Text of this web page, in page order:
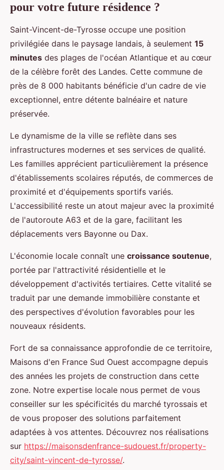
pour votre future résidence ?
Saint-Vincent-de-Tyrosse occupe une position
privilégiée dans le paysage landais, à seulement 15
minutes des plages de l'océan Atlantique et au cœur
de la célèbre forêt des Landes. Cette commune de
près de 8 000 habitants bénéficie d'un cadre de vie
exceptionnel, entre détente balnéaire et nature
préservée.
Le dynamisme de la ville se reflète dans ses
infrastructures modernes et ses services de qualité.
Les familles apprécient particulièrement la présence
d'établissements scolaires réputés, de commerces de
proximité et d'équipements sportifs variés.
L'accessibilité reste un atout majeur avec la proximité
de l'autoroute A63 et de la gare, facilitant les
déplacements vers Bayonne ou Dax.
L'économie locale connaît une croissance soutenue,
portée par l'attractivité résidentielle et le
développement d'activités tertiaires. Cette vitalité se
traduit par une demande immobilière constante et
des perspectives d'évolution favorables pour les
nouveaux résidents.
Fort de sa connaissance approfondie de ce territoire,
Maisons d'en France Sud Ouest accompagne depuis
des années les projets de construction dans cette
zone. Notre expertise locale nous permet de vous
conseiller sur les spécificités du marché tyrossais et
de vous proposer des solutions parfaitement
adaptées à vos attentes. Découvrez nos réalisations
sur https://maisonsdenfrance-sudouest.fr/property-
city/saint-vincent-de-tyrosse/.